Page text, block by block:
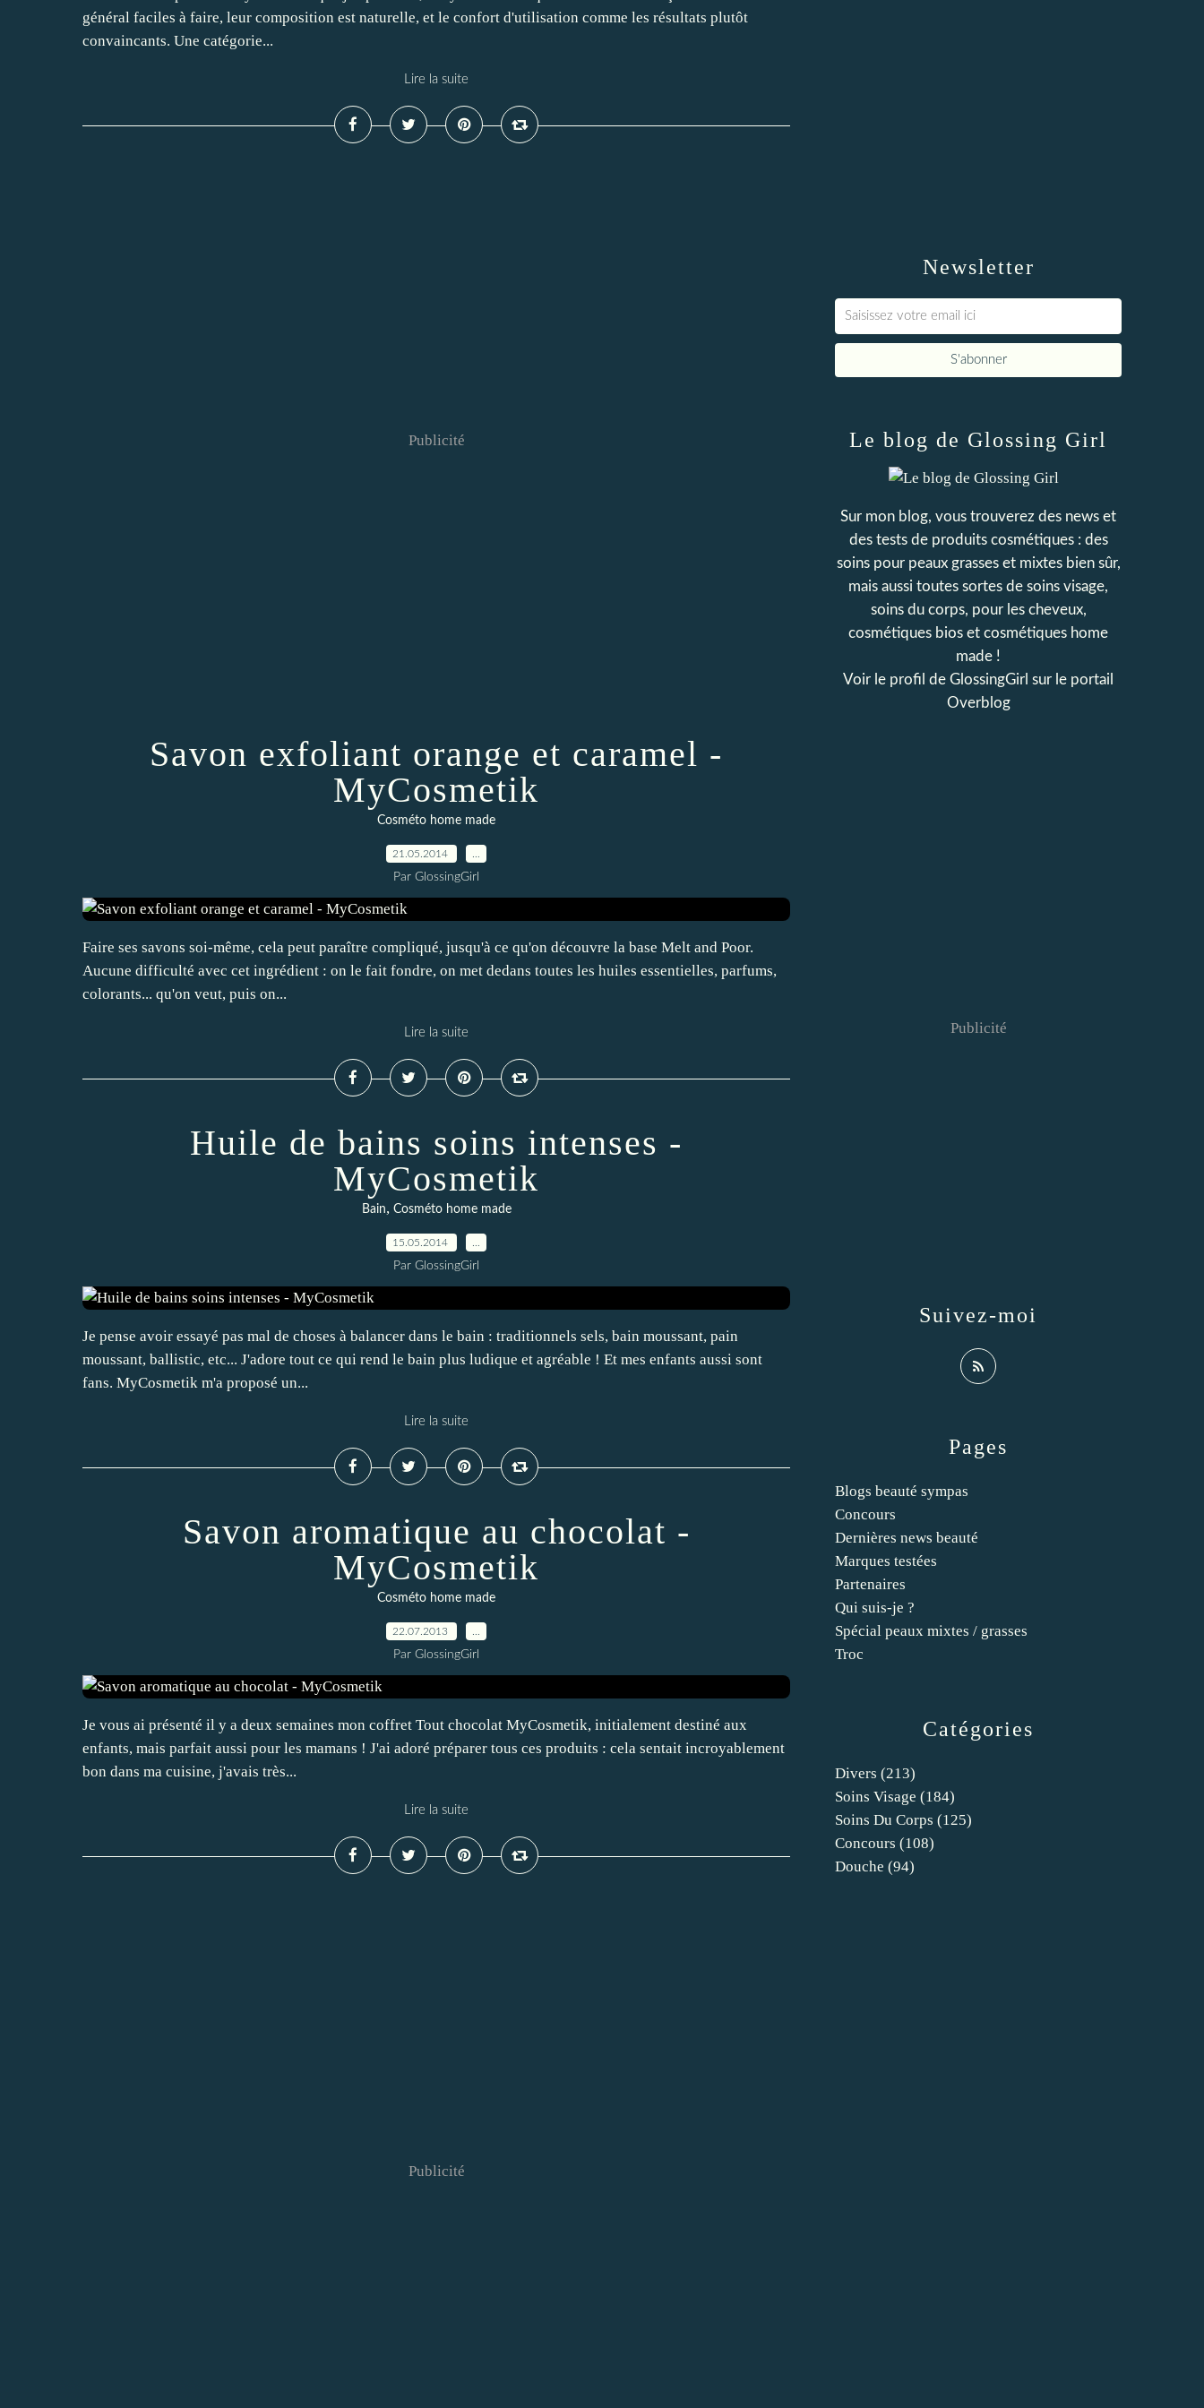
général faciles à faire, leur composition est naturelle, et le confort d'utilisation comme les résultats plutôt
convaincants. Une catégorie...
Lire la suite
Publicité
Savon exfoliant orange et caramel -
MyCosmetik
Cosméto home made
21.05.2014
Par GlossingGirl
Faire ses savons soi-même, cela peut paraître compliqué, jusqu'à ce qu'on découvre la base Melt and Poor.
Aucune difficulté avec cet ingrédient : on le fait fondre, on met dedans toutes les huiles essentielles, parfums,
colorants... qu'on veut, puis on...
Lire la suite
Huile de bains soins intenses -
MyCosmetik
Bain, Cosméto home made
15.05.2014
Par GlossingGirl
Je pense avoir essayé pas mal de choses à balancer dans le bain : traditionnels sels, bain moussant, pain
moussant, ballistic, etc... J'adore tout ce qui rend le bain plus ludique et agréable ! Et mes enfants aussi sont
fans. MyCosmetik m'a proposé un...
Lire la suite
Savon aromatique au chocolat -
MyCosmetik
Cosméto home made
22.07.2013
Par GlossingGirl
Je vous ai présenté il y a deux semaines mon coffret Tout chocolat MyCosmetik, initialement destiné aux
enfants, mais parfait aussi pour les mamans ! J'ai adoré préparer tous ces produits : cela sentait incroyablement
bon dans ma cuisine, j'avais très...
Lire la suite
Publicité
Newsletter
Catégories
Divers (213)
Soins Visage (184)
Soins Du Corps (125)
Concours (108)
Douche (94)
Pages
Blogs beauté sympas
Concours
Dernières news beauté
Marques testées
Partenaires
Qui suis-je ?
Spécial peaux mixtes / grasses
Troc
Le blog de Glossing Girl
Sur mon blog, vous trouverez des news et
des tests de produits cosmétiques : des
soins pour peaux grasses et mixtes bien sûr,
mais aussi toutes sortes de soins visage,
soins du corps, pour les cheveux,
cosmétiques bios et cosmétiques home
made !
Voir le profil de GlossingGirl sur le portail
Overblog
Suivez-moi
Publicité